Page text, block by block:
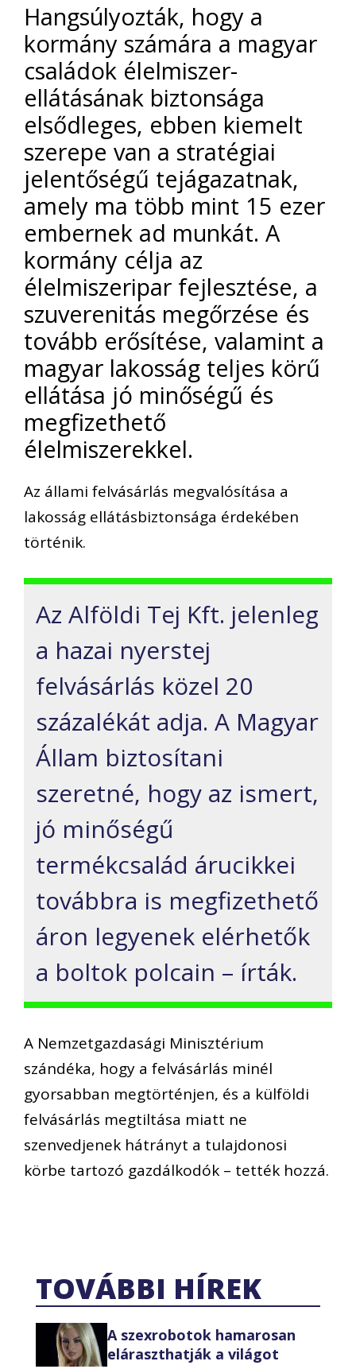
Hangsúlyozták, hogy a
kormány számára a magyar
családok élelmiszer-
ellátásának biztonsága
elsődleges, ebben kiemelt
szerepe van a stratégiai
jelentőségű tejágazatnak,
amely ma több mint 15 ezer
embernek ad munkát. A
kormány célja az
élelmiszeripar fejlesztése, a
szuverenitás megőrzése és
tovább erősítése, valamint a
magyar lakosság teljes körű
ellátása jó minőségű és
megfizethető
élelmiszerekkel.
Az állami felvásárlás megvalósítása a
lakosság ellátásbiztonsága érdekében
történik.
Az Alföldi Tej Kft. jelenleg
a hazai nyerstej
felvásárlás közel 20
százalékát adja. A Magyar
Állam biztosítani
szeretné, hogy az ismert,
jó minőségű
termékcsalád árucikkei
továbbra is megfizethető
áron legyenek elérhetők
a boltok polcain – írták.
A Nemzetgazdasági Minisztérium
szándéka, hogy a felvásárlás minél
gyorsabban megtörténjen, és a külföldi
felvásárlás megtiltása miatt ne
szenvedjenek hátrányt a tulajdonosi
körbe tartozó gazdálkodók – tették hozzá.
TOVÁBBI HÍREK
A szexrobotok hamarosan
eláraszthatják a világot